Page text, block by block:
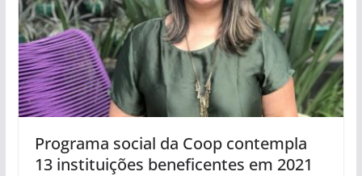
Programa social da Coop contempla
13 instituições beneficentes em 2021